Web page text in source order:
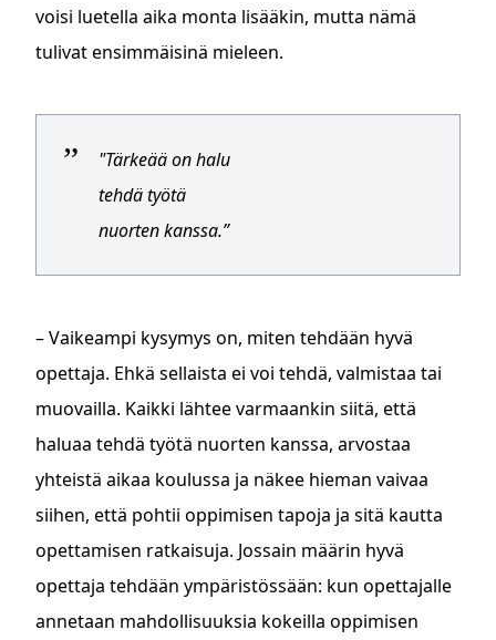
voisi luetella aika monta lisääkin, mutta nämä
tulivat ensimmäisinä mieleen.
"Tärkeää on halu
tehdä työtä
nuorten kanssa.”
– Vaikeampi kysymys on, miten tehdään hyvä
opettaja. Ehkä sellaista ei voi tehdä, valmistaa tai
muovailla. Kaikki lähtee varmaankin siitä, että
haluaa tehdä työtä nuorten kanssa, arvostaa
yhteistä aikaa koulussa ja näkee hieman vaivaa
siihen, että pohtii oppimisen tapoja ja sitä kautta
opettamisen ratkaisuja. Jossain määrin hyvä
opettaja tehdään ympäristössään: kun opettajalle
annetaan mahdollisuuksia kokeilla oppimisen